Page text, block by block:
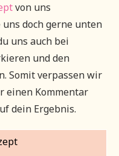
von uns
doch gerne unten
uns auch bei
und den
Somit verpassen wir
einen Kommentar
dein Ergebnis.